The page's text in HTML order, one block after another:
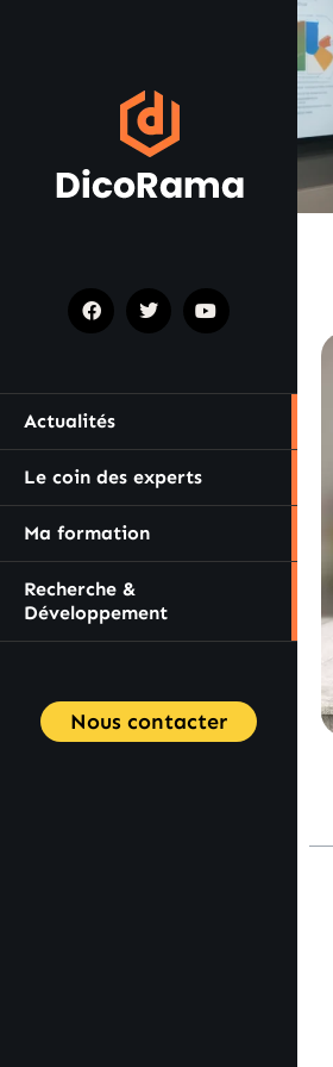
Actualités
Le coin des experts
Ma formation
Recherche &
Développement
Nous contacter